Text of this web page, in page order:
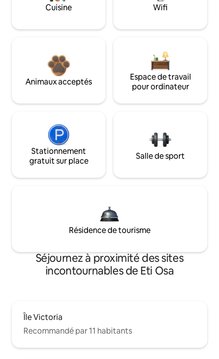
Cuisine Wifi
Animaux acceptés
Espace de travail
pour ordinateur
Stationnement
gratuit sur place
Salle de sport
Résidence de tourisme
Séjournez à proximité des sites
incontournables de Eti Osa
Île Victoria
Recommandé par 11 habitants